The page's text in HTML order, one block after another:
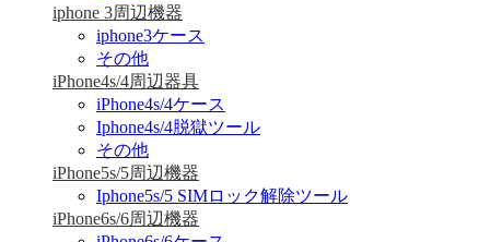
iphone 3周辺機器
iphone3ケース
その他
iPhone4s/4周辺器具
iPhone4s/4ケース
Iphone4s/4脱獄ツール
その他
iPhone5s/5周辺機器
Iphone5s/5 SIMロック解除ツール
iPhone6s/6周辺機器